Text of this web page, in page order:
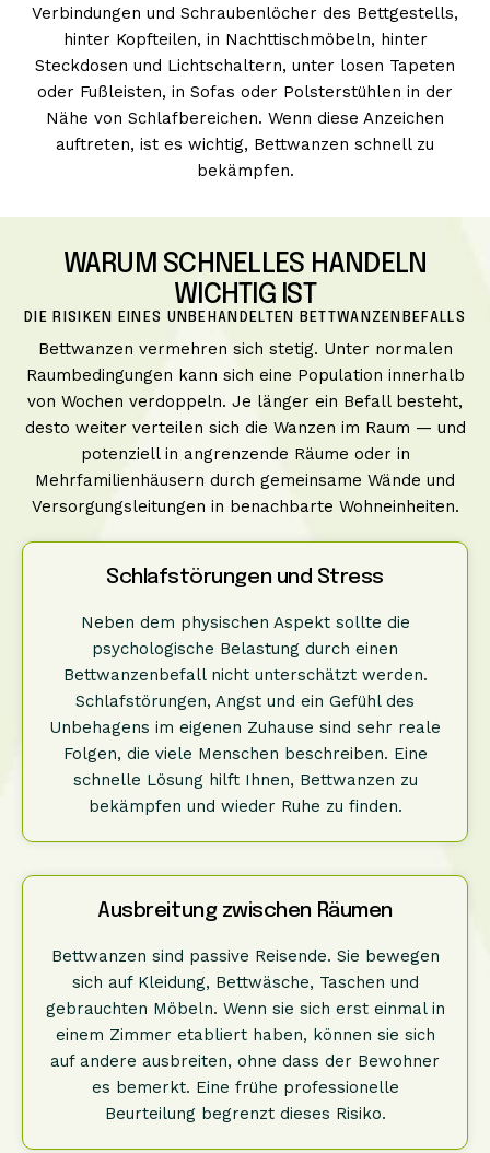
Verbindungen und Schraubenlöcher des Bettgestells,
hinter Kopfteilen, in Nachttischmöbeln, hinter
Steckdosen und Lichtschaltern, unter losen Tapeten
oder Fußleisten, in Sofas oder Polsterstühlen in der
Nähe von Schlafbereichen. Wenn diese Anzeichen
auftreten, ist es wichtig, Bettwanzen schnell zu
bekämpfen.
WARUM SCHNELLES HANDELN
WICHTIG IST
DIE RISIKEN EINES UNBEHANDELTEN BETTWANZENBEFALLS
Bettwanzen vermehren sich stetig. Unter normalen
Raumbedingungen kann sich eine Population innerhalb
von Wochen verdoppeln. Je länger ein Befall besteht,
desto weiter verteilen sich die Wanzen im Raum — und
potenziell in angrenzende Räume oder in
Mehrfamilienhäusern durch gemeinsame Wände und
Versorgungsleitungen in benachbarte Wohneinheiten.
Schlafstörungen und Stress
Neben dem physischen Aspekt sollte die
psychologische Belastung durch einen
Bettwanzenbefall nicht unterschätzt werden.
Schlafstörungen, Angst und ein Gefühl des
Unbehagens im eigenen Zuhause sind sehr reale
Folgen, die viele Menschen beschreiben. Eine
schnelle Lösung hilft Ihnen, Bettwanzen zu
bekämpfen und wieder Ruhe zu finden.
Ausbreitung zwischen Räumen
Bettwanzen sind passive Reisende. Sie bewegen
sich auf Kleidung, Bettwäsche, Taschen und
gebrauchten Möbeln. Wenn sie sich erst einmal in
einem Zimmer etabliert haben, können sie sich
auf andere ausbreiten, ohne dass der Bewohner
es bemerkt. Eine frühe professionelle
Beurteilung begrenzt dieses Risiko.